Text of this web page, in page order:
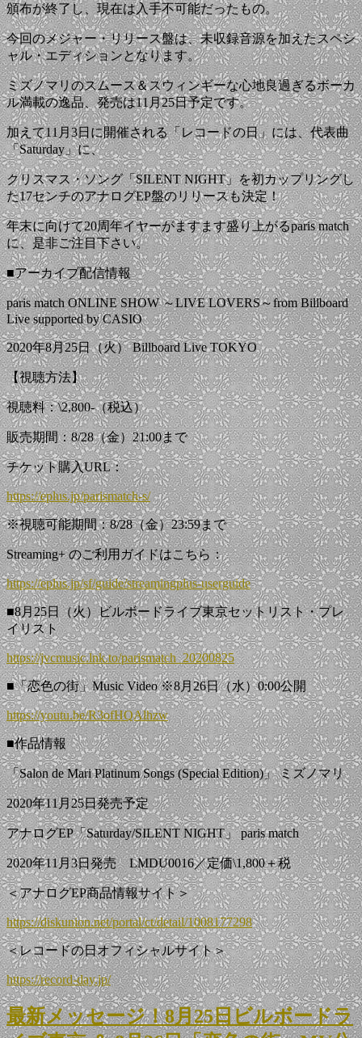
頒布が終了し、現在は入手不可能だったもの。
今回のメジャー・リリース盤は、未収録音源を加えたスペシ
ャル・エディションとなります。
ミズノマリのスムース＆スウィンギーな心地良過ぎるボーカ
ル満載の逸品、発売は11月25日予定です。
加えて11月3日に開催される「レコードの日」には、代表曲
「Saturday」に、
クリスマス・ソング「SILENT NIGHT」を初カップリングし
た17センチのアナログEP盤のリリースも決定！
年末に向けて20周年イヤーがますます盛り上がるparis match
に、是非ご注目下さい。
■アーカイブ配信情報
paris match ONLINE SHOW ～LIVE LOVERS～from Billboard
Live supported by CASIO
2020年8月25日（火） Billboard Live TOKYO
【視聴方法】
視聴料：\2,800-（税込）
販売期間：8/28（金）21:00まで
チケット購入URL：
https://eplus.jp/parismatch-s/
※視聴可能期間：8/28（金）23:59まで
Streaming+ のご利用ガイドはこちら：
https://eplus.jp/sf/guide/streamingplus-userguide
■8月25日（火）ビルボードライブ東京セットリスト・プレ
イリスト
https://jvcmusic.lnk.to/parismatch_20200825
■「恋色の街」Music Video ※8月26日（水）0:00公開
https://youtu.be/R3ofHQAlhzw
■作品情報
「Salon de Mari Platinum Songs (Special Edition)」 ミズノマリ
2020年11月25日発売予定
アナログEP「Saturday/SILENT NIGHT」 paris match
2020年11月3日発売 LMDU0016／定価\1,800＋税
＜アナログEP商品情報サイト＞
https://diskunion.net/portal/ct/detail/1008177298
＜レコードの日オフィシャルサイト＞
https://record-day.jp/
最新メッセージ！8月25日ビルボードラ